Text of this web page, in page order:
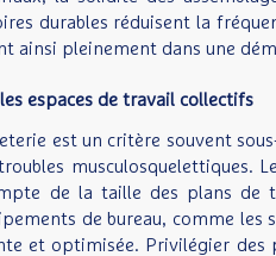
durables réduisent la
ainsi pleinement dans une
espaces de travail collectifs
est un critère souvent
musculosquelettiques.
de la taille des plans de
de bureau, comme
et optimisée. Privilégier